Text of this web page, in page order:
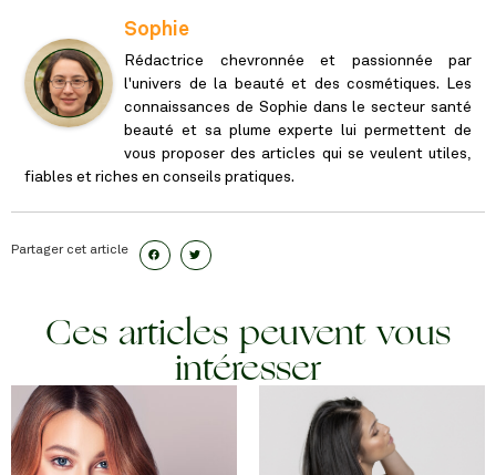
Sophie
Rédactrice chevronnée et passionnée par
l'univers de la beauté et des cosmétiques. Les
connaissances de Sophie dans le secteur santé
beauté et sa plume experte lui permettent de
vous proposer des articles qui se veulent utiles,
fiables et riches en conseils pratiques.
Partager cet article
Ces articles peuvent vous
intéresser